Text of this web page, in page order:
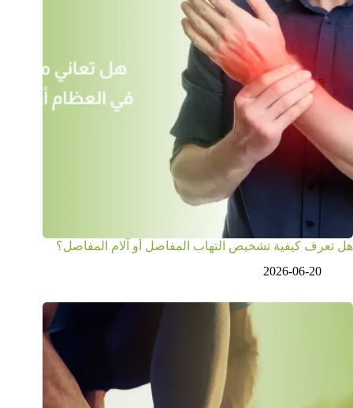
هل تعرف كيفية تشخيص التهاب المفاصل أو آلام المفاصل؟
2026-06-20